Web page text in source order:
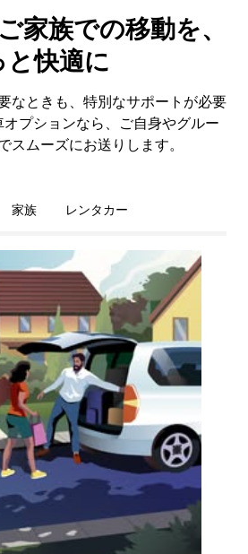
家族での移動を、
快適に
なときも、特別なサポートが必要
プションなら、ご自身やグルー
スムーズにお送りします。
家族 レンタカー